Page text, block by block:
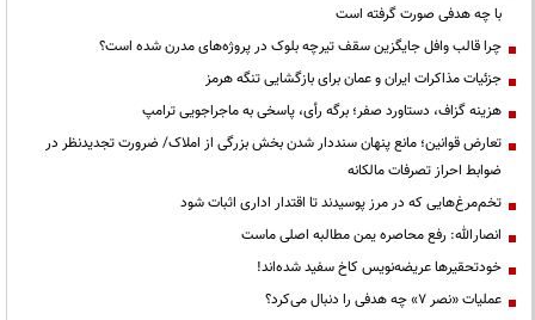
با چه هدفی صورت گرفته است
چرا قالب وافل جایگزین سقف تیرچه بلوک در پروژه‌های مدرن شده است؟
جزئیات مذاکرات ایران و عمان برای بازگشایی تنگه هرمز
هزینه گزاف، دستاورد صفر؛ برگه رأی، پاسخی به ماجراجویی ترامپ
تعارض قوانین؛ مانع پنهان سنددار شدن بخش بزرگی از املاک/ ضرورت تجدیدنظر در
ضوابط احراز تصرفات مالکانه
تخم‌مرغ‌هایی که در مرز پوسیدند تا اقتدار اداری اثبات شود
انصارالله: رفع محاصره یمن مطالبه اصلی ماست
خودتحقیرها عریضه‌نویس کاخ سفید شده‌اند!
عملیات «نصر ۷» چه هدفی را دنبال می‌کرد؟